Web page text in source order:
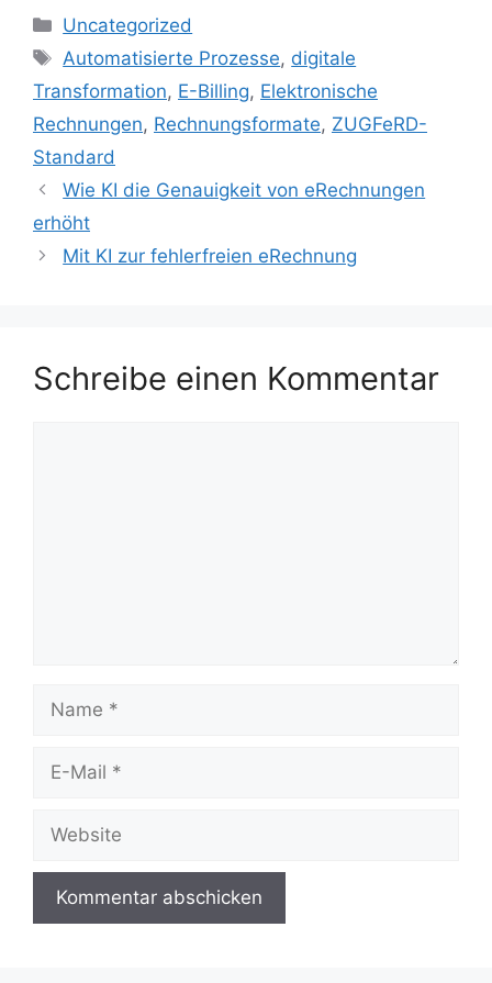
Kategorien
Uncategorized
Schlagwörter
Automatisierte Prozesse, digitale
Transformation, E-Billing, Elektronische
Rechnungen, Rechnungsformate, ZUGFeRD-
Standard
Wie KI die Genauigkeit von eRechnungen
erhöht
Mit KI zur fehlerfreien eRechnung
Schreibe einen Kommentar
Mail